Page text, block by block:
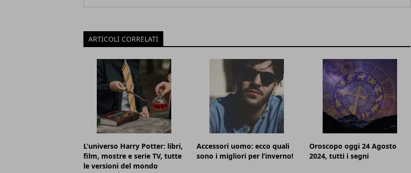
ARTICOLI CORRELATI
L’universo Harry Potter: libri,
film, mostre e serie TV, tutte
le versioni del mondo
Accessori uomo: ecco quali
sono i migliori per l’inverno!
Oroscopo oggi 24 Agosto
2024, tutti i segni